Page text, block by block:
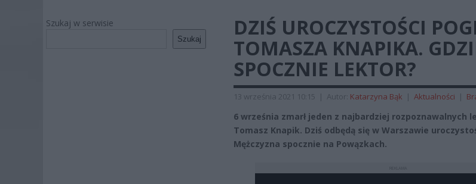
Szukaj w serwisie
Szukaj
DZIŚ UROCZYSTOŚCI
TOMASZA KNAPIKA.
SPOCZNIE LEKTOR?
13 września 2021 10:15 | Autor: Katarzyna Bąk | Aktualności |
6 września zmarł jeden z najbardziej rozpoznawalnych
Tomasz Knapik. Dziś odbędą się w Warszawie
Mężczyzna spocznie na Powązkach.